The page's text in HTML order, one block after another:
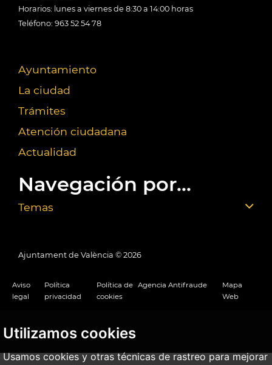
Utilizamos cookies
Usamos cookies y otras técnicas de rastreo para mejorar
Horarios: lunes a viernes de 8:30 a 14:00 horas
Teléfono: 963 52 54 78
Ayuntamiento
La ciudad
Trámites
Atención ciudadana
Actualidad
Navegación por...
Temas
Ajuntament de València © 2026
Aviso
legal
Política
privacidad
Política de
cookies
Agencia Antifraude
Mapa
Web